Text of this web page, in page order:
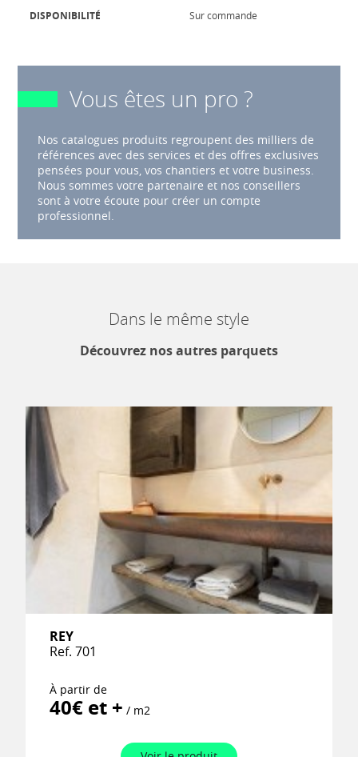
DISPONIBILITÉ Sur commande
Vous êtes un pro ?
Nos catalogues produits regroupent des milliers de
références avec des services et des offres exclusives
pensées pour vous, vos chantiers et votre business.
Nous sommes votre partenaire et nos conseillers
sont à votre écoute pour créer un compte
professionnel.
Dans le même style
Découvrez nos autres parquets
REY
Ref. 701
À partir de
40€ et + / m2